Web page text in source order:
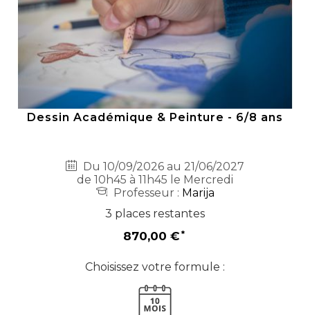
Dessin Académique & Peinture - 6/8 ans
Du 10/09/2026 au 21/06/2027
de 10h45 à 11h45 le Mercredi
Professeur : Marija
3 places restantes
870,00 €
Choisissez votre formule :